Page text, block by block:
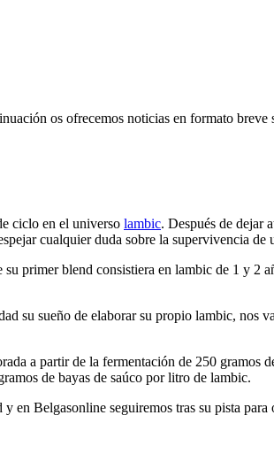
os ofrecemos noticias en formato
ciclo en el universo lambic. Después de dejar
cualquier duda sobre la supervivencia de
primer blend consistiera en lambic de 1 y 2
su sueño de elaborar su propio lambic, nos
a partir de la fermentación de 250 gramos
de bayas de saúco por litro de lambic.
en Belgasonline seguiremos tras su pista